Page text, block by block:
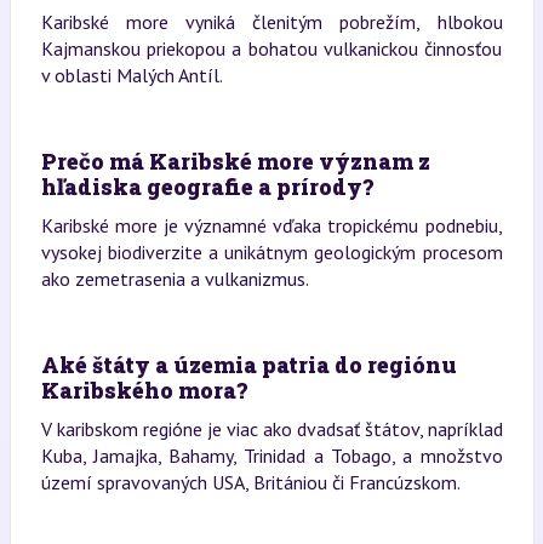
Karibské more vyniká členitým pobrežím, hlbokou
Kajmanskou priekopou a bohatou vulkanickou činnosťou
v oblasti Malých Antíl.
Prečo má Karibské more význam z
hľadiska geografie a prírody?
Karibské more je významné vďaka tropickému podnebiu,
vysokej biodiverzite a unikátnym geologickým procesom
ako zemetrasenia a vulkanizmus.
Aké štáty a územia patria do regiónu
Karibského mora?
V karibskom regióne je viac ako dvadsať štátov, napríklad
Kuba, Jamajka, Bahamy, Trinidad a Tobago, a množstvo
území spravovaných USA, Britániou či Francúzskom.